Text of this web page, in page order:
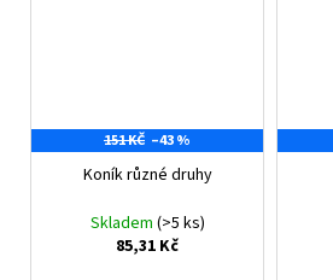
151 KČ –43 %
Koník různé druhy
Skladem (>5 ks)
85,31 Kč